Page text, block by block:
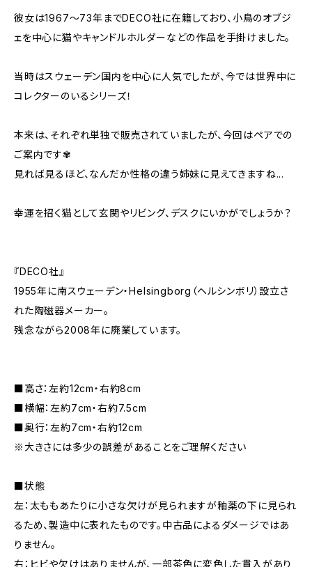
彼女は1967～73年までDECO社に在籍しており、小鳥のオブジ
ェを中心に猫やキャンドルホルダーなどの作品を手掛けました。
当時はスウェーデン国内を中心に人気でしたが、今では世界中に
コレクターのいるシリーズ！
本来は、それぞれ単独で販売されていましたが、今回はペアでの
ご案内です✾
見れば見るほど、なんだか性格の違う姉妹に見えてきますね...
幸運を招く猫として玄関やリビング、デスクにいかがでしょうか？
『DECO社』
1955年に南スウェーデン・Helsingborg（ヘルシンボリ）設立さ
れた陶磁器メーカー。
残念ながら2008年に廃業しています。
■高さ：左約12cm・右約8cm
■横幅：左約7cm・右約7.5cm
■奥行：左約7cm・右約12cm
※大きさには多少の誤差があることをご理解ください
■状態
左：太ももあたりに小さな欠けが見られますが釉薬の下に見られ
るため、製造中に表れたものです。中古品によるダメージではあ
りません。
右：ヒビや欠けはありませんが、一部茶色に変色した貫入があり